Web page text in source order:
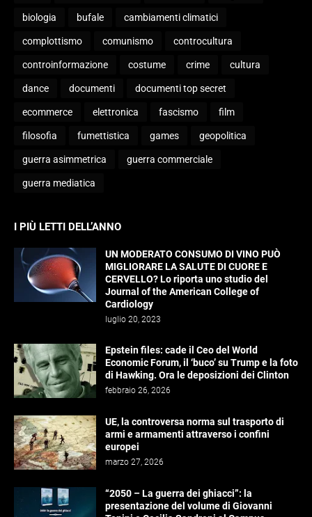
biologia bufale cambiamenti climatici
complottismo comunismo controcultura
controinformazione costume crime cultura
dance documenti documenti top secret
ecommerce elettronica fascismo film
filosofia fumettistica games geopolitica
guerra asimmetrica guerra commerciale
guerra mediatica
I PIÙ LETTI DELL’ANNO
UN MODERATO CONSUMO DI VINO PUÒ
MIGLIORARE LA SALUTE DI CUORE E
CERVELLO? Lo riporta uno studio del
Journal of the American College of
Cardiology
luglio 20, 2023
Epstein files: cade il Ceo del World
Economic Forum, il ‘buco’ su Trump e la foto
di Hawking. Ora le deposizioni dei Clinton
febbraio 26, 2026
UE, la controversa norma sul trasporto di
armi e armamenti attraverso i confini
europei
marzo 27, 2026
“2050 – La guerra dei ghiacci”: la
presentazione del volume di Giovanni